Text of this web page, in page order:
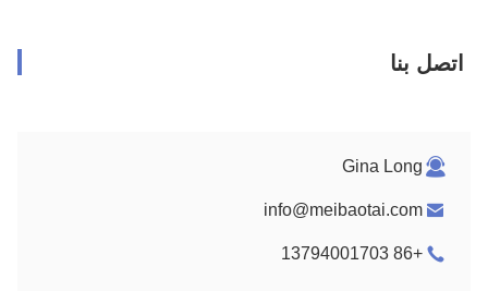
اتصل بنا
Gina Long
info@meibaotai.com
+86 13794001703